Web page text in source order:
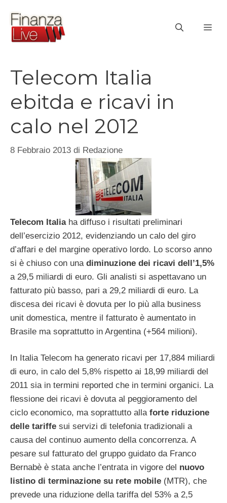
contenuto
Telecom Italia
ebitda e ricavi in
calo nel 2012
8 Febbraio 2013 di Redazione
Telecom Italia ha diffuso i risultati preliminari
dell’esercizio 2012, evidenziando un calo del giro
d’affari e del margine operativo lordo. Lo scorso anno
si è chiuso con una diminuzione dei ricavi dell’1,5%
a 29,5 miliardi di euro. Gli analisti si aspettavano un
fatturato più basso, pari a 29,2 miliardi di euro. La
discesa dei ricavi è dovuta per lo più alla business
unit domestica, mentre il fatturato è aumentato in
Brasile ma soprattutto in Argentina (+564 milioni).
In Italia Telecom ha generato ricavi per 17,884 miliardi
di euro, in calo del 5,8% rispetto ai 18,99 miliardi del
2011 sia in termini reported che in termini organici. La
flessione dei ricavi è dovuta al peggioramento del
ciclo economico, ma soprattutto alla forte riduzione
delle tariffe sui servizi di telefonia tradizionali a
causa del continuo aumento della concorrenza. A
pesare sul fatturato del gruppo guidato da Franco
Bernabè è stata anche l’entrata in vigore del nuovo
listino di terminazione su rete mobile (MTR), che
prevede una riduzione della tariffa del 53% a 2,5